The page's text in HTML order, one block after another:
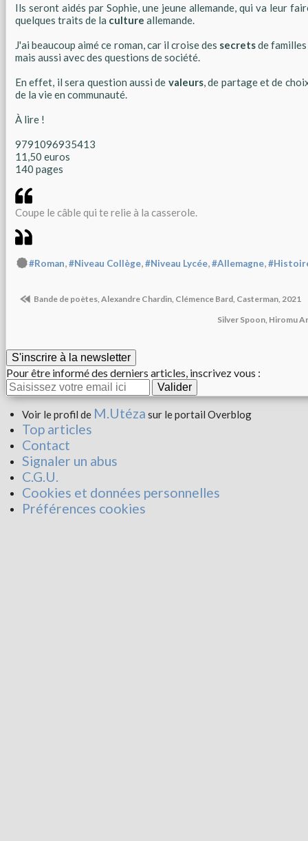
Ils seront aidés par Sophie, une jeune allemande, qui va leur
quelques traits de la culture allemande.
J'ai beaucoup aimé ce roman, car il croise des secretsde
mais aussi avec des questions de société.
En effet, il sera question aussi de valeurs, de partage et de
de la vie en communauté.
À lire !
9791096935413
11,50 euros
140 pages
Coupe le câble qui te relie à la casserole.
#Roman,#Niveau Collège,#Niveau Lycée,#Allemagne,
Bande de poètes, Alexandre Chardin, Clémence Bard, Casterman, 2021
Silver Spoon, Hiromu
S'inscrire à la newsletter
Pour être informé des derniers articles, inscrivez vous :
Voir le profil de M.Utéza sur le portail Overblog
Top articles
Contact
Signaler un abus
C.G.U.
Cookies et données personnelles
Préférences cookies